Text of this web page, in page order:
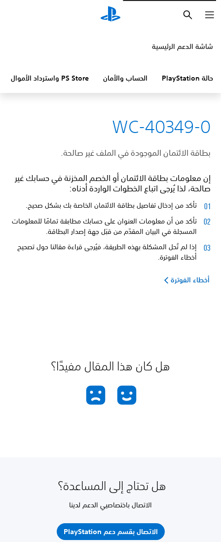
شاشة الدعم الرئيسية
حالة PlayStation الحساب والأمان PS Store واسترداد الأموال
WC-40349-0
بطاقة الائتمان الموجودة في الملف غير صالحة.
إن معلومات بطاقة الائتمان أو الخصم المخزنة في حسابك غير
صالحة، لذا يُرجى اتباع الخطوات الواردة أدناه:
تأكد من إدخال تفاصيل بطاقة الائتمان الخاصة بك بشكل صحيح.
تأكد من أن معلومات العنوان على حسابك مطابقة تمامًا للمعلومات
المسجلة في البيان المقدّم من قبَل جهة إصدار البطاقة.
إذا لم تُحل المشكلة بهذه الطريقة، فيُرجى قراءة مقالنا حول تصحيح
أخطاء الفوترة.
أخطاء الفوترة
هل كان هذا المقال مفيدًا؟
هل تحتاج إلى المساعدة؟
الاتصال باختصاصيي الدعم لدينا
الاتصال بقسم دعم PlayStation